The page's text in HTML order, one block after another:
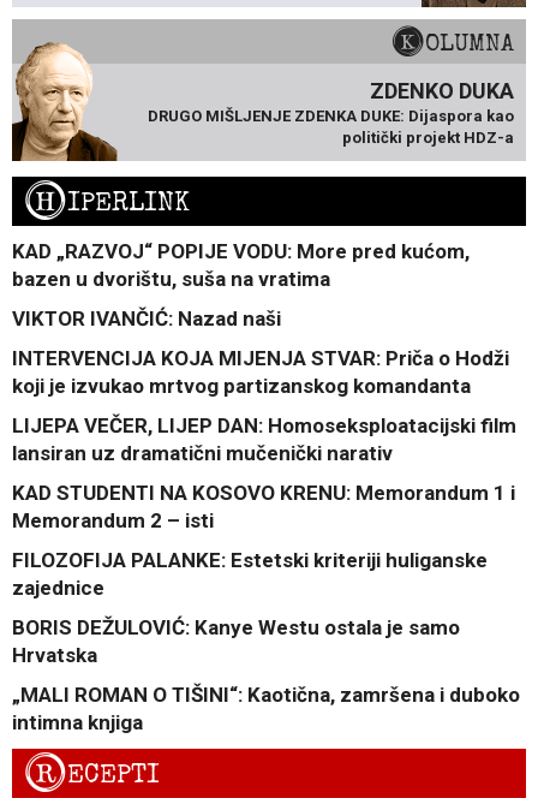
KOLUMNA
ZDENKO DUKA
DRUGO MIŠLJENJE ZDENKA DUKE: Dijaspora kao
politički projekt HDZ-a
HIPERLINK
KAD „RAZVOJ“ POPIJE VODU: More pred kućom,
bazen u dvorištu, suša na vratima
VIKTOR IVANČIĆ: Nazad naši
INTERVENCIJA KOJA MIJENJA STVAR: Priča o Hodži
koji je izvukao mrtvog partizanskog komandanta
LIJEPA VEČER, LIJEP DAN: Homoseksploatacijski film
lansiran uz dramatični mučenički narativ
KAD STUDENTI NA KOSOVO KRENU: Memorandum 1 i
Memorandum 2 – isti
FILOZOFIJA PALANKE: Estetski kriteriji huliganske
zajednice
BORIS DEŽULOVIĆ: Kanye Westu ostala je samo
Hrvatska
„MALI ROMAN O TIŠINI“: Kaotična, zamršena i duboko
intimna knjiga
RECEPTI